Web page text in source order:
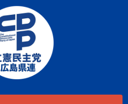
総支部連合会